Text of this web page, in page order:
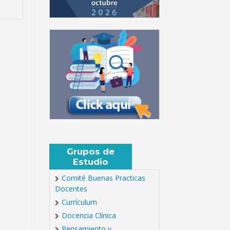
Grupos de
Estudio
Comité Buenas Practicas
Docentes
Currículum
Docencia Clínica